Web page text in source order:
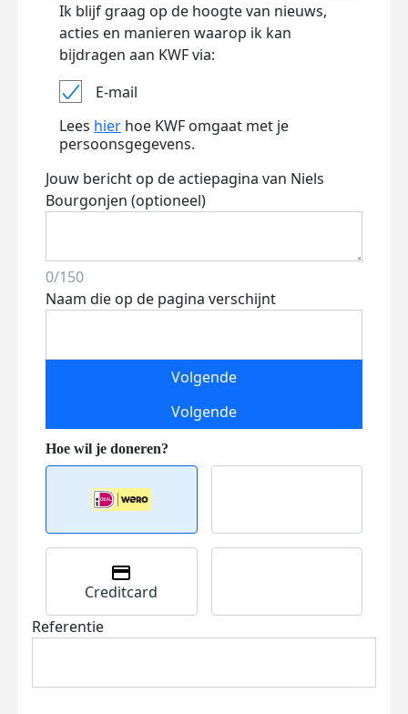
Ik blijf graag op de hoogte van nieuws,
acties en manieren waarop ik kan
bijdragen aan KWF via:
E-mail
Lees hier hoe KWF omgaat met je
persoonsgegevens.
Jouw bericht op de actiepagina van Niels
Bourgonjen (optioneel)
0/150
Naam die op de pagina verschijnt
Volgende
Volgende
Creditcard
Referentie